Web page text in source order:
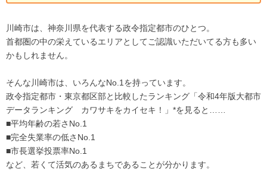
川崎市は、神奈川県を代表する政令指定都市のひとつ。
首都圏の中の栄えているエリアとしてご認識いただいてる方も多い
かもしれません。
そんな川崎市は、いろんなNo.1を持っています。
政令指定都市・東京都区部と比較したランキング「令和4年版大都市
データランキング カワサキをカイセキ！」*を見ると……
■平均年齢の若さNo.1
■完全失業率の低さNo.1
■市長選挙投票率No.1
など、若くて活気のあるまちであることが分かります。